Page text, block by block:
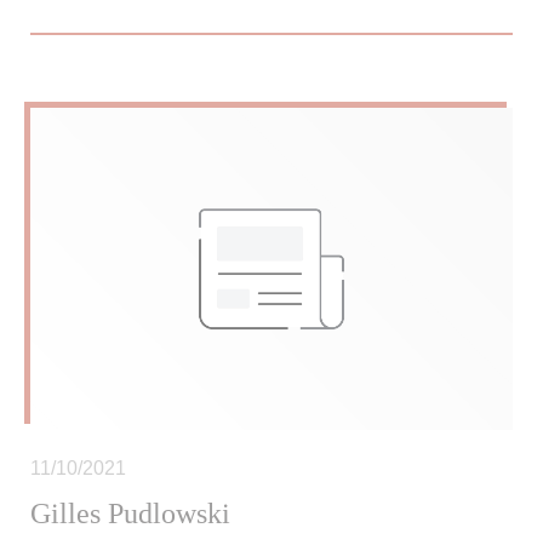
Gilles Pudlowski
11/10/2021